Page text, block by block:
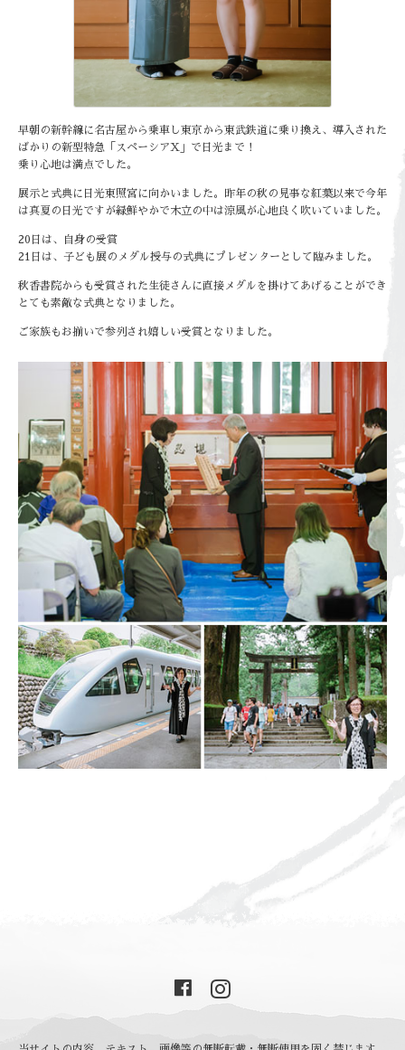
早朝の新幹線に名古屋から乗車し東京から東武鉄道に乗り換え、導入された
ばかりの新型特急「スペーシアX」で日光まで！
乗り心地は満点でした。
展示と式典に日光東照宮に向かいました。昨年の秋の見事な紅葉以来で今年
は真夏の日光ですが緑鮮やかで木立の中は涼風が心地良く吹いていました。
20日は、自身の受賞
21日は、子ども展のメダル授与の式典にプレゼンターとして臨みました。
秋香書院からも受賞された生徒さんに直接メダルを掛けてあげることができ
とても素敵な式典となりました。
ご家族もお揃いで参列され嬉しい受賞となりました。